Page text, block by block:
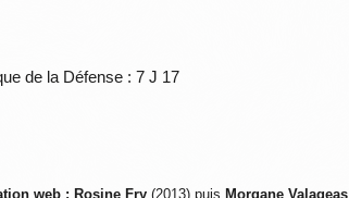
de la Défense : 7 J 17
web : Rosine Fry (2013) puis Morgane Valageas